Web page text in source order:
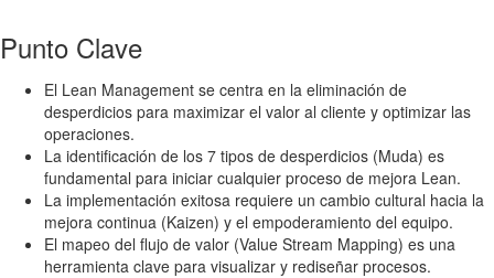
Punto Clave
El Lean Management se centra en la eliminación de
desperdicios para maximizar el valor al cliente y optimizar las
operaciones.
La identificación de los 7 tipos de desperdicios (Muda) es
fundamental para iniciar cualquier proceso de mejora Lean.
La implementación exitosa requiere un cambio cultural hacia la
mejora continua (Kaizen) y el empoderamiento del equipo.
El mapeo del flujo de valor (Value Stream Mapping) es una
herramienta clave para visualizar y rediseñar procesos.